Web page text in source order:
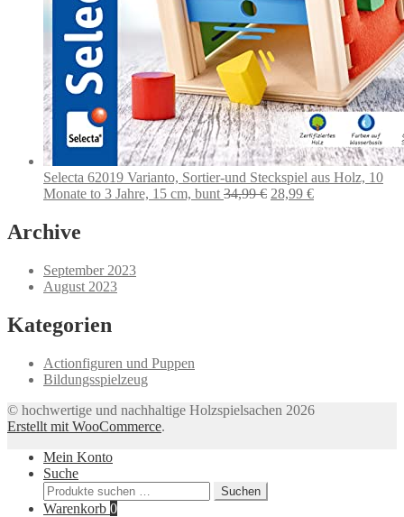
Selecta 62019 Varianto, Sortier-und Steckspiel aus Holz, 10
Monate to 3 Jahre, 15 cm, bunt 34,99€ Ursprünglicher
28,99 €Aktueller
Archive
September 2023
August 2023
Kategorien
Actionfiguren und Puppen
Bildungsspielzeug
© hochwertige und nachhaltige Holzspielsachen 2026
Erstellt mit WooCommerce.
Mein Konto
Suche
Suchen
nach:
Suchen
Warenkorb 0